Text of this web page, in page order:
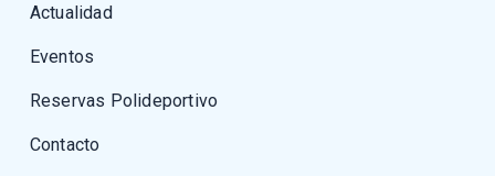
Actualidad
Eventos
Reservas Polideportivo
Contacto